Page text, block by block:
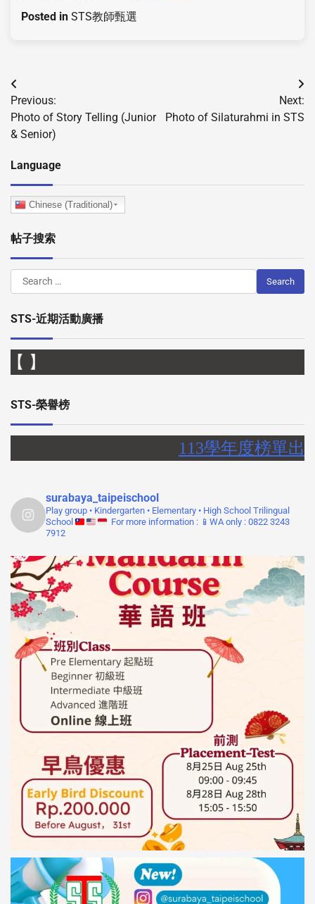
Posted in STS教師甄選
Previous:
Photo of Story Telling (Junior
& Senior)
Next:
Photo of Silaturahmi in STS
Language
Chinese (Traditional)
帖子搜索
STS-近期活動廣播
STS-榮譽榜
113學年度榜單出
surabaya_taipeischool
Play group • Kindergarten • Elementary • High School Trilingual
School
For more information : 📱WA only : 0822 3243
7912